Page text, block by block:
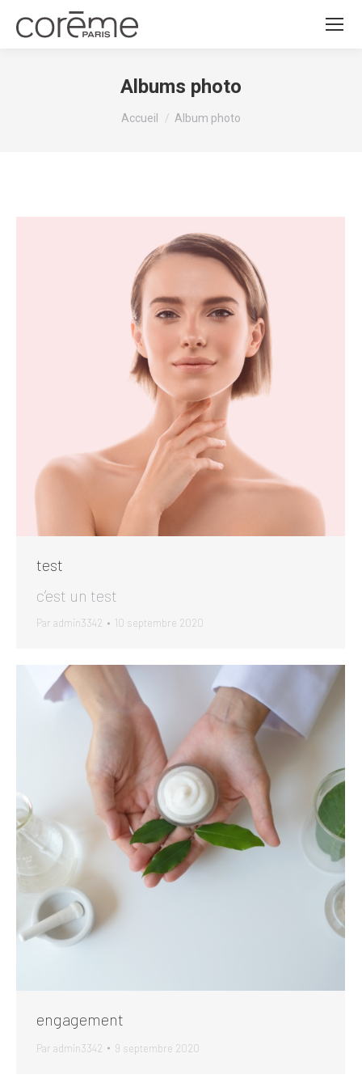
Albums photo
Vous êtes ici :
Accueil Album photo
test
c’est un test
Par admin3342 10 septembre 2020
engagement
Par admin3342 9 septembre 2020